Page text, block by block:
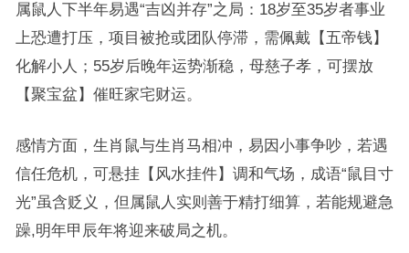
属鼠人下半年易遇“吉凶并存”之局：18岁至35岁者事业
上恐遭打压，项目被抢或团队停滞，需佩戴【五帝钱】
化解小人；55岁后晚年运势渐稳，母慈子孝，可摆放
【聚宝盆】催旺家宅财运。
感情方面，生肖鼠与生肖马相冲，易因小事争吵，若遇
信任危机，可悬挂【风水挂件】调和气场，成语“鼠目寸
光”虽含贬义，但属鼠人实则善于精打细算，若能规避急
躁,明年甲辰年将迎来破局之机。